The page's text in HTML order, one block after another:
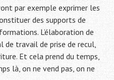
par exemple exprimer les
des supports de
L’élaboration de
de travail de prise de recul,
Et cela prend du temps,
là, on ne vend pas, on ne